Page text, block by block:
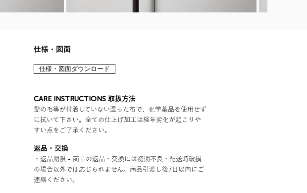
​仕様・図面
仕様・図面ダウンロード
CARE INSTRUCTIONS 取扱方法
髪の毛等が付着していない湿った布で、化学薬品を使用せず
に拭いて下さい。全ての仕上げ加工は経年劣化が起こりや
すい点をご了承ください。
返品・交換
・返品期限 - 商品の返品・交換には初期不良・配送時破損
の場合以外では応じられません。商品引渡し後7日以内にご
連絡ください。